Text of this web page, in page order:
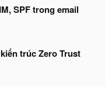
SPF trong email
trúc Zero Trust